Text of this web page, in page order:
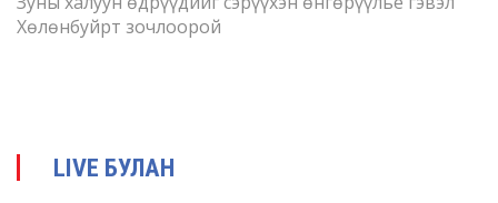
Хөлөнбуйрт зочлоорой
2026-08-03 18:15:56
LIVE БУЛАН